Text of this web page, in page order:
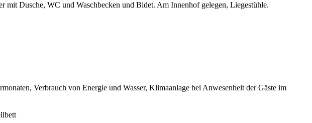
Dusche, WC und Waschbecken und Bidet. Am Innenhof gelegen, Liegestühle.
Verbrauch von Energie und Wasser, Klimaanlage bei Anwesenheit der Gäste im